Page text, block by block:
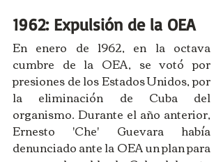
1962: Expulsión de la OEA
En enero de 1962, en la octava
cumbre de la OEA, se votó por
presiones de los Estados Unidos, por
la eliminación de Cuba del
organismo. Durante el año anterior,
Ernesto 'Che' Guevara había
denunciado ante la OEA un plan para